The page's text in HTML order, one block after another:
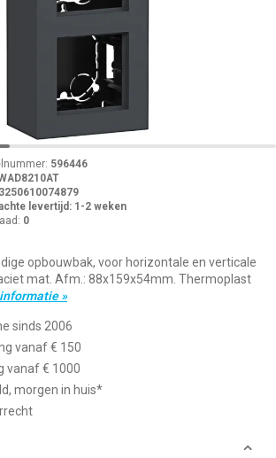
596446
3250610074879
levertijd: 1-2 weken
0
opbouwbak, voor horizontale en verticale
mat. Afm.: 88x159x54mm. Thermoplast
»
sinds 2006
vanaf € 150
vanaf € 1000
morgen in huis*